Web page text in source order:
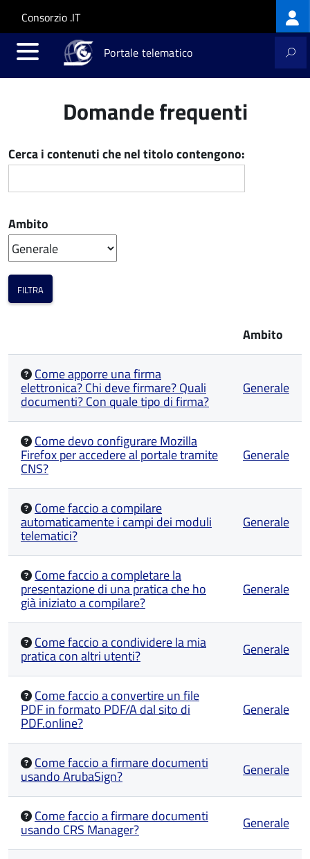
Salta al contenuto principale
Skip to site navigation
Consorzio .IT
Portale telematico
Domande frequenti
Cerca i contenuti che nel titolo contengono:
Ambito
Ambito
Come apporre una firma
elettronica? Chi deve firmare? Quali
documenti? Con quale tipo di firma?
Generale
Come devo configurare Mozilla
Firefox per accedere al portale tramite
CNS?
Generale
Come faccio a compilare
automaticamente i campi dei moduli
telematici?
Generale
Come faccio a completare la
presentazione di una pratica che ho
già iniziato a compilare?
Generale
Come faccio a condividere la mia
pratica con altri utenti? Generale
Come faccio a convertire un file
PDF in formato PDF/A dal sito di
PDF.online?
Generale
Come faccio a firmare documenti
usando ArubaSign? Generale
Come faccio a firmare documenti
usando CRS Manager? Generale